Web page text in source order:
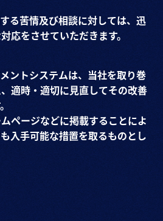
る苦情及び相談に対しては、迅
応をさせていただきます。
ントシステムは、当社を取り巻
適時・適切に見直してその改善
ページなどに掲載することによ
入手可能な措置を取るものとし